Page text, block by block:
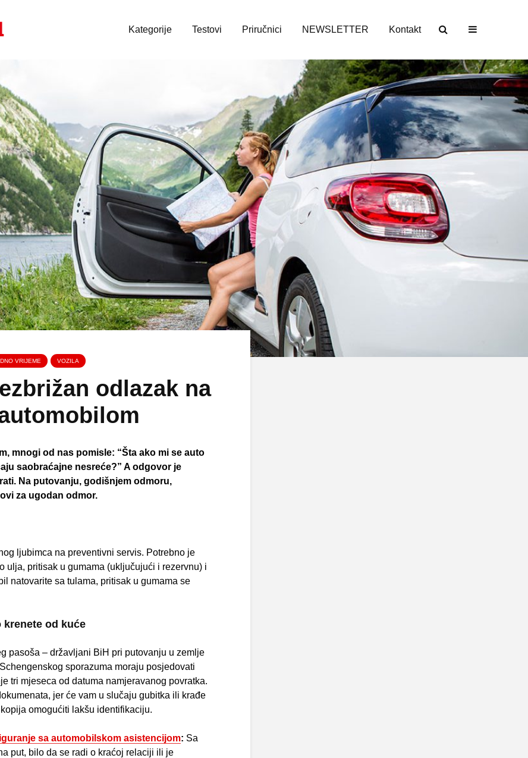
Kategorije Testovi Priručnici NEWSLETTER Kontakt
VRIJEME VOZILA
odlazak na
mnogi od nas pomisle: “Šta ako mi se auto
saobraćajne nesreće?” A odgovor je
Na putovanju, godišnjem odmoru,
za ugodan odmor.
ljubimca na preventivni servis. Potrebno je
ulja, pritisak u gumama (uključujući i rezervnu) i
natovarite sa tulama, pritisak u gumama se
od kuće
pasoša – državljani BiH pri putovanju u zemlje
sporazuma moraju posjedovati
tri mjeseca od datuma namjeravanog povratka.
jer će vam u slučaju gubitka ili krađe
omogućiti lakšu identifikaciju.
sa automobilskom asistencijom: Sa
put, bilo da se radi o kraćoj relaciji ili je